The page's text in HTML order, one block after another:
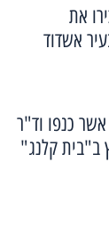
תכירו את
אשדוד
כנפו וד"ר
יושק ב-30 במרץ ב"בית קלנג"